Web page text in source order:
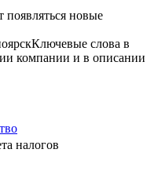
появляться новые
Ключевые слова в
компании и в описании
налогов